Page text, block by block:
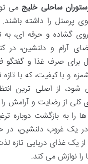
ساحلی خلیج می
پرسنل را داشته
گشاده و حرفه ای، به
آرام و دلنشین، در
برای صرف غذا و گفتگو
و با کیفیت، که با تازه
از اصلی ترین
کلی از رضایت و آرامش را
را به بازگشت دوباره
یک غروب دلنشین، در
یک غذای دریایی تازه
نوازش می کند.